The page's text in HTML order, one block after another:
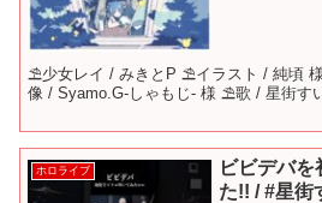
⛱少女レイ / みきとP ⛱イラスト / 純頃
像 / Syamo.G-しゃもじ- 様 ⛱歌 / 星街す
ホロライブ
ビビデバ
た!! / #星街